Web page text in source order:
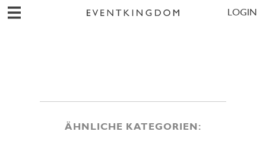
LOGIN
ÄHNLICHE KATEGORIEN: